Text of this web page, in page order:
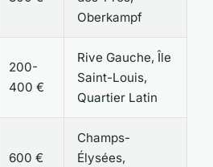
Oberkampf
200-
400 €
Rive Gauche, Île
Saint-Louis,
Quartier Latin
600 €
Champs-
Élysées,